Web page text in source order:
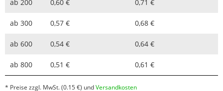
ab 200 0,60 € 0,71 €
ab 300 0,57 € 0,68 €
ab 600 0,54 € 0,64 €
ab 800 0,51 € 0,61 €
* Preise zzgl. MwSt.(0.15 €) undVersandkosten